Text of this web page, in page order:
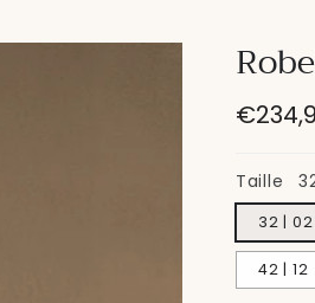
Prix
Taille
32 | 02
42 | 12